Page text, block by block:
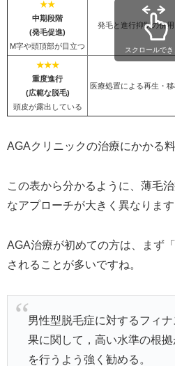
★★
中期段階
(発毛促進)
M字や頭頂部が目立つ
発毛と進行抑制の併用
★★★
重度進行
(広範な脱毛)
頭皮が露出している
医療処置による再生・移
スクロールでき
AGAクリニックの治療にかかる
この表から分かるように、薄毛
なアプローチが大きく異なります
AGA治療が初めての方は、まず「
されることが多いですね。
男性型脱毛症に対するフィ
果に関して，高い水準の根
を行うよう強く勧める。